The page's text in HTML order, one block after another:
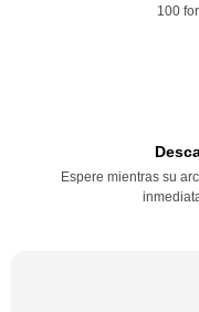
100
Espere mientras su